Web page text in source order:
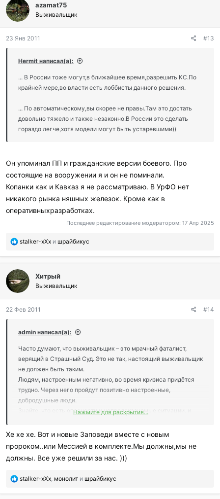
а
г
о
а
и
:
azamat75
Выживальщик
23 Янв 2011 #13
Hermit написал(а):
... В России тоже могут,в ближайшее время,разрешить КС.По
крайней мере,во власти есть лоббисты данного решения.
... По автоматическому,вы скорее не правы.Там это достать
довольно тяжело и также незаконно.В России это сделать
гораздо легче,хотя модели могут быть устаревшими))
Он упоминал ПП и гражданские версии боевого. Про
состоящие на вооружении я и он не поминали.
Копанки как и Кавказ я не рассматриваю. В УрФО нет
никакого рынка няшных железок. Кроме как в
оперативныхразработках.
Последнее редактирование модератором: 17 Апр 2025
П
б
л
а
г
о
а
и
и
:
stalker-xXx и шрайбикус
Хитрый
Выживальщик
22 Фев 2011 #14
admin написал(а):
Часто думают, что выживальщик – это мрачный фаталист,
верящий в Страшный Суд. Это не так, настоящий выживальщик
не должен быть таким.
Людям, настроенным негативно, во время кризиса придётся
трудно. Через него пройдут позитивно настроенные,
добродушные люди.
Знайте, что есть опасности и непредсказуемые ситуации, и
наиболее полной жизнью.
Мы с вами не знаем, надолго ли мы здесь на Земле, так что
сделайте все возможное каждую минуту.
Выживальщик не должен быть пессимистом, он всегда должен
более чем кто-либо, потому что он понимает, что каждая
минута мира ценна и уникально, и не считает её саму собой
Нажмите для раскрытия...
Хе хе хе. Вот и новые Заповеди вместе с новым
пророком..или Мессией в комплекте.Мы должны,мы не
должны. Все уже решили за нас. )))
П
б
stalker-xXx, монолит и шрайбикус